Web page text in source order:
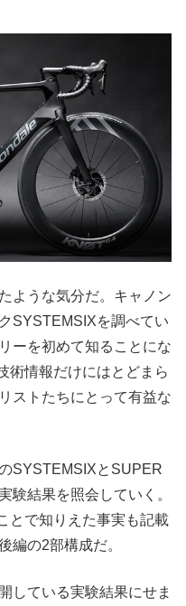
ような気分だ。キャノン
SYSTEMSIXを調べてい
ーを初めて知ることにな
術情報だけにはとどまら
ストたちにとって有益な
SYSTEMSIXとSUPER
験結果を照会していく。
とで知りえた事実も記載
編の2部構成だ。
している実験結果にせま